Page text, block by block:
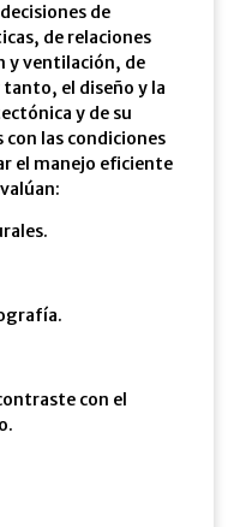
de
de relaciones
y ventilación, de
el diseño y la
y de su
las condiciones
el manejo eficiente
con el